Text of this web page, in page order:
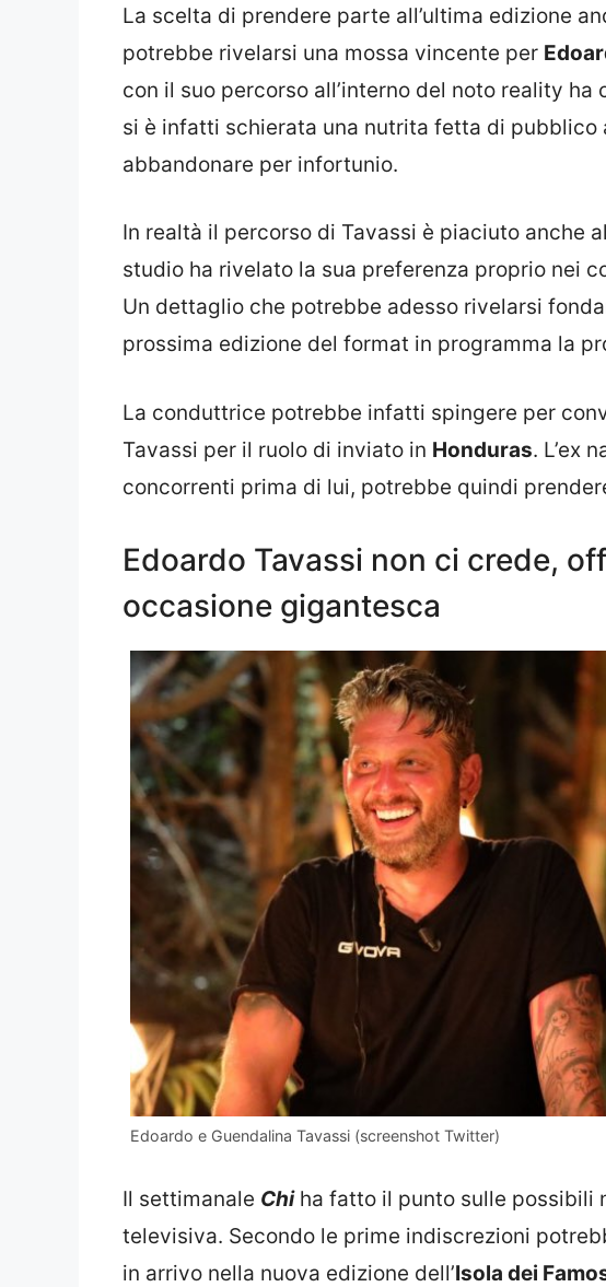
La scelta di prendere parte all’ultima edizione
potrebbe rivelarsi una mossa vincente per
con il suo percorso all’interno del noto reality
si è infatti schierata una nutrita fetta di pubblico
abbandonare per infortunio.
In realtà il percorso di Tavassi è piaciuto anche
studio ha rivelato la sua preferenza proprio nei
Un dettaglio che potrebbe adesso rivelarsi
prossima edizione del format in programma la
La conduttrice potrebbe infatti spingere per
Tavassi per il ruolo di inviato in Honduras. L’ex
concorrenti prima di lui, potrebbe quindi
Edoardo Tavassi non ci crede,
occasione gigantesca
Edoardo e Guendalina Tavassi (screenshot Twitter)
Il settimanale Chiha fatto il punto sulle possibili
televisiva. Secondo le prime indiscrezioni
in arrivo nella nuova edizione dell’Isola dei